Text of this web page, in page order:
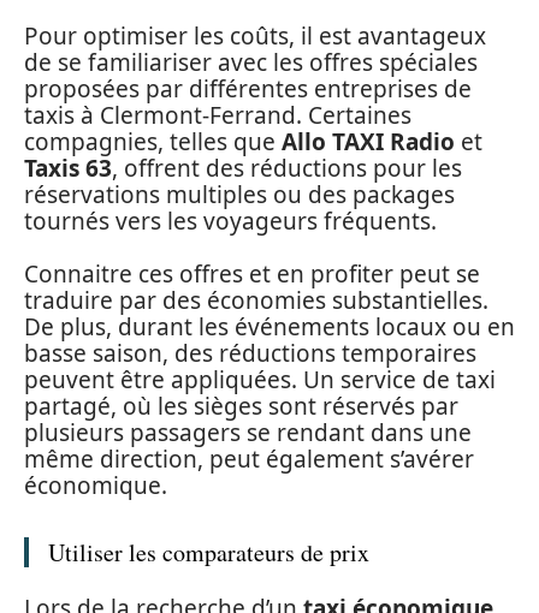
Pour optimiser les coûts, il est avantageux
de se familiariser avec les offres spéciales
proposées par différentes entreprises de
taxis à Clermont-Ferrand. Certaines
compagnies, telles que Allo TAXI Radio et
Taxis 63, offrent des réductions pour les
réservations multiples ou des packages
tournés vers les voyageurs fréquents.
Connaitre ces offres et en profiter peut se
traduire par des économies substantielles.
De plus, durant les événements locaux ou en
basse saison, des réductions temporaires
peuvent être appliquées. Un service de taxi
partagé, où les sièges sont réservés par
plusieurs passagers se rendant dans une
même direction, peut également s’avérer
économique.
Utiliser les comparateurs de prix